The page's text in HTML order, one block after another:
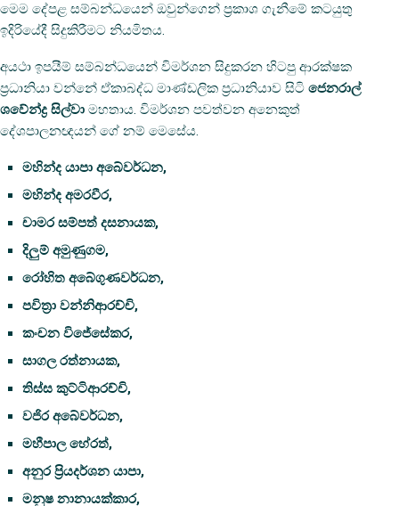
මෙම දේපළ සම්බන්ධයෙන් ඔවුන්ගෙන් ප්‍රකාශ ගැනීමේ කටයුතු
ඉදිරියේදී සිදුකිරීමට නියමිතය.
අයථා ඉපයීම් සම්බන්ධයෙන් විමර්ශන සිදුකරන හිටපු ආරක්ෂක
ප්‍රධානියා වන්නේ ඒකාබද්ධ මාණ්ඩලික ප්‍රධානියාව සිටි ජෙනරාල්
ශවේන්ද්‍ර සිල්වා මහතාය. විමර්ශන පවත්වන අනෙකුත්
දේශපාලනඥයන් ගේ නම් මෙසේය.
මහින්ද යාපා අබේවර්ධන,
මහින්ද අමරවීර,
චාමර සම්පත් දසනායක,
දිලුම් අමුණුගම,
රෝහිත අබේගුණවර්ධන,
පවිත්‍රා වන්නිආරච්චි,
කංචන විජේසේකර,
සාගල රත්නායක,
තිස්ස කුට්ටිආරච්චි,
වජිර අබේවර්ධන,
මහීපාල හේරත්,
අනුර ප්‍රියදර්ශන යාපා,
මනුෂ නානායක්කාර,